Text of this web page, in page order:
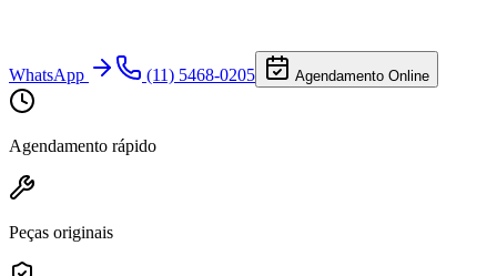
WhatsApp (11) 5468-0205 Agendamento Online
Agendamento rápido
Peças originais